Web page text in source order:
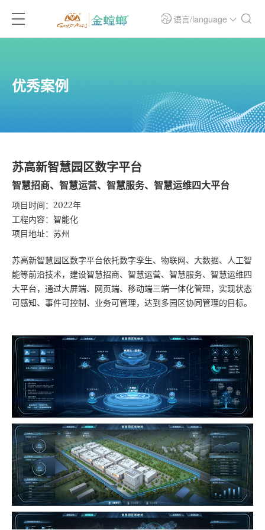
语言/language
优秀案例
苏高新智慧园区数字平台
智慧招商、智慧运营、智慧服务、智慧运维四大平台
项目时间：2022年
工程内容：智能化
项目地址：苏州
苏高新智慧园区数字平台依托数字孪生、物联网、大数据、人工智
能等前沿技术，建设智慧招商、智慧运营、智慧服务、智慧运维四
大平台，通过大屏端、网页端、移动端三端一体化管理，实现状态
可感知、事件可控制、业务可管理，达到多园区协同管理的目标。